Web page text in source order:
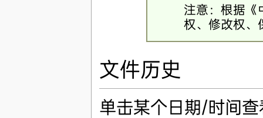
注意：根据《
权、修改权、
文件历史
单击某个日期/时间